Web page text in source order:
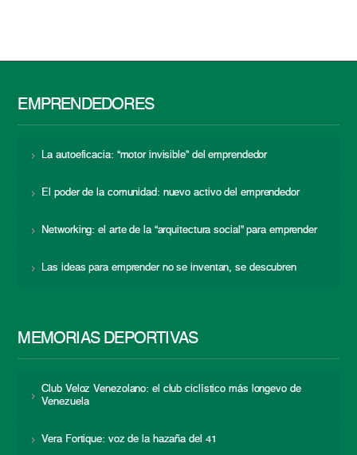
EMPRENDEDORES
La autoeficacia: “motor invisible” del emprendedor
El poder de la comunidad: nuevo activo del emprendedor
Networking: el arte de la “arquitectura social” para emprender
Las ideas para emprender no se inventan, se descubren
MEMORIAS DEPORTIVAS
Club Veloz Venezolano: el club ciclístico más longevo de
Venezuela
Vera Fortique: voz de la hazaña del 41